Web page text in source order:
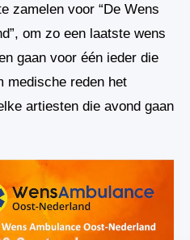
zamelen voor “De Wens
om zo een laatste wens
gaan voor één ieder die
medische reden het
artiesten die avond gaan